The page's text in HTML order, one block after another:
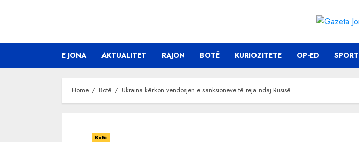
E JONA AKTUALITET RAJON BOTË KURIOZITETE OP-ED SPORT
Home Botë Ukraina kërkon vendosjen e sanksioneve të reja ndaj Rusisë
Botë